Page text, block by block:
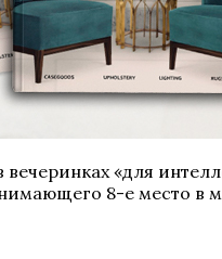
«для
8-е место в